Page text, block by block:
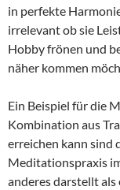
in perfekte
irrelevant ob sie
Hobby frönen und
näher kommen
Ein Beispiel für die
Kombination aus
erreichen kann sind
Meditationspraxis
anderes darstellt als